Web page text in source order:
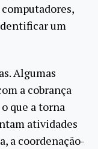
um
Algumas
a cobrança
que a torna
atividades
a coordenação-